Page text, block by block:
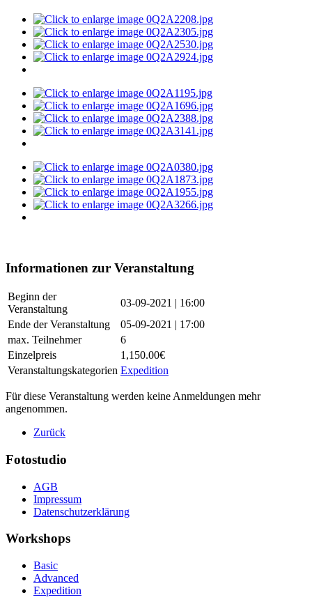
Informationen zur Veranstaltung
Beginn der
Veranstaltung
03-09-2021 | 16:00
Ende der Veranstaltung
05-09-2021 | 17:00
max. Teilnehmer
6
Einzelpreis
1,150.00€
Veranstaltungskategorien Expedition
Für diese Veranstaltung werden keine Anmeldungen mehr
angenommen.
Zurück
Fotostudio
AGB
Impressum
Datenschutzerklärung
Workshops
Basic
Advanced
Expedition